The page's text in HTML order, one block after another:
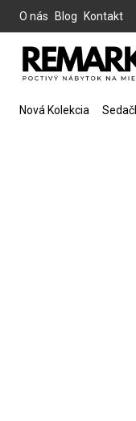
O nás Blog Kontakt
Nová Kolekcia